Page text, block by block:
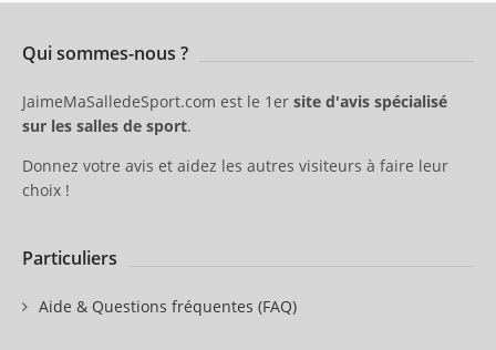
Qui sommes-nous ?
JaimeMaSalledeSport.com est le 1er site d'avis spécialisé
sur les salles de sport.
Donnez votre avis et aidez les autres visiteurs à faire leur
choix !
Particuliers
Aide & Questions fréquentes (FAQ)